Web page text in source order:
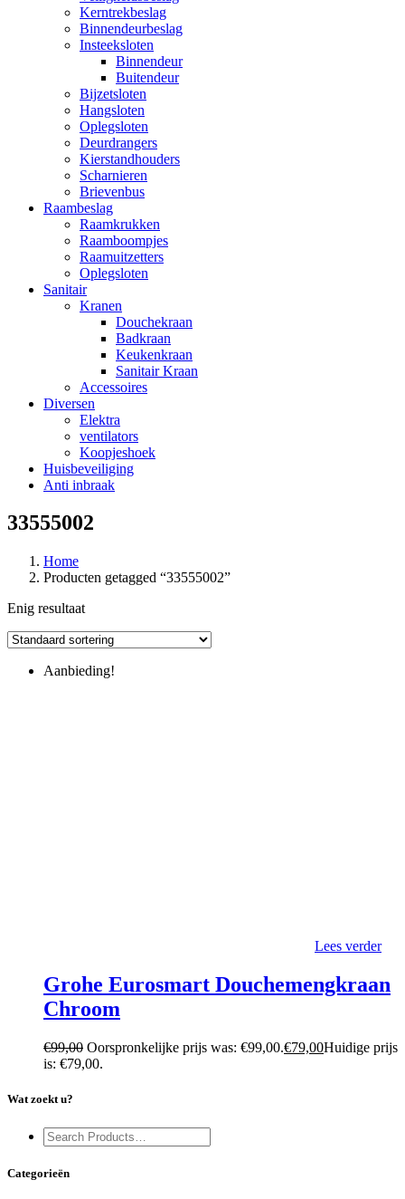
Kerntrekbeslag
Binnendeurbeslag
Insteeksloten
Binnendeur
Buitendeur
Bijzetsloten
Hangsloten
Oplegsloten
Deurdrangers
Kierstandhouders
Scharnieren
Brievenbus
Raambeslag
Raamkrukken
Raamboompjes
Raamuitzetters
Oplegsloten
Sanitair
Kranen
Douchekraan
Badkraan
Keukenkraan
Sanitair Kraan
Accessoires
Diversen
Elektra
ventilators
Koopjeshoek
Huisbeveiliging
Anti inbraak
33555002
Home
Producten getagged “33555002”
Enig resultaat
Aanbieding!
Lees verder
Grohe Eurosmart Douchemengkraan
Chroom
€99,00 Oorspronkelijke prijs was: €99,00.€79,00Huidige prijs
is: €79,00.
Wat zoekt u?
Categorieën